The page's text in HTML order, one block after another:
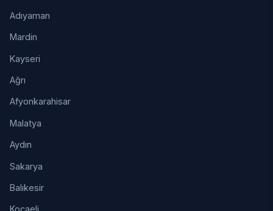
Adıyaman
Mardin
Kayseri
Ağrı
Afyonkarahisar
Malatya
Aydın
Sakarya
Balıkesir